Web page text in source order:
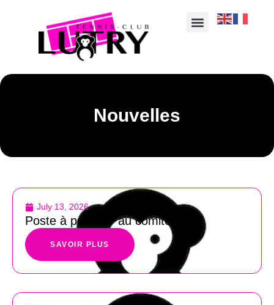
Nouvelles
July 13, 2026
Poste à pourvoir au comité
SAVOIR PLUS